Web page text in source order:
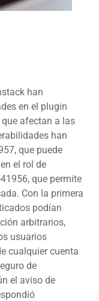
han
en el plugin
afectan a las
han
que puede
el rol de
que permite
Con la primera
podían
arbitrarios,
usuarios
cualquier cuenta
de
el aviso de